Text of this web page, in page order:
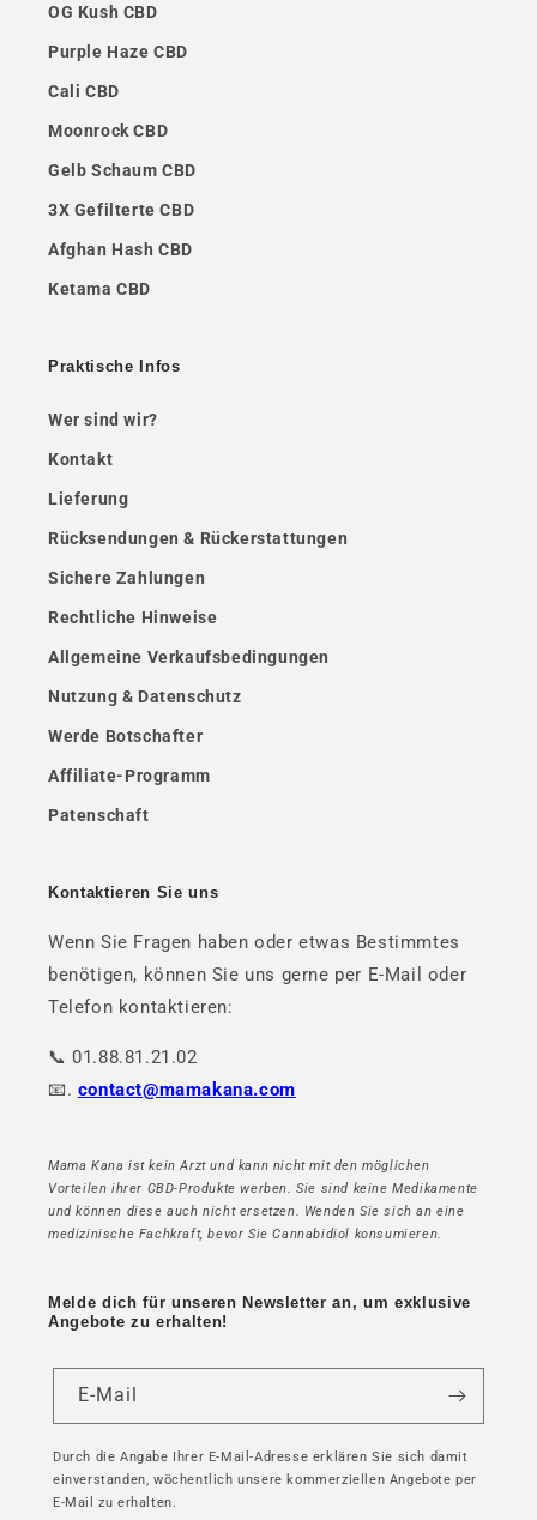
OG Kush CBD
Purple Haze CBD
Cali CBD
Moonrock CBD
Gelb Schaum CBD
3X Gefilterte CBD
Afghan Hash CBD
Ketama CBD
Praktische Infos
Wer sind wir?
Kontakt
Lieferung
Rücksendungen & Rückerstattungen
Sichere Zahlungen
Rechtliche Hinweise
Allgemeine Verkaufsbedingungen
Nutzung & Datenschutz
Werde Botschafter
Affiliate-Programm
Patenschaft
Kontaktieren Sie uns
Wenn Sie Fragen haben oder etwas Bestimmtes
benötigen, können Sie uns gerne per E-Mail oder
Telefon kontaktieren:
📞 01.88.81.21.02
📧. contact@mamakana.com
Mama Kana ist kein Arzt und kann nicht mit den möglichen
Vorteilen ihrer CBD-Produkte werben. Sie sind keine Medikamente
und können diese auch nicht ersetzen. Wenden Sie sich an eine
medizinische Fachkraft, bevor Sie Cannabidiol konsumieren.
Melde dich für unseren Newsletter an, um exklusive
Angebote zu erhalten!
E-Mail
Durch die Angabe Ihrer E-Mail-Adresse erklären Sie sich damit
einverstanden, wöchentlich unsere kommerziellen Angebote per
E-Mail zu erhalten.